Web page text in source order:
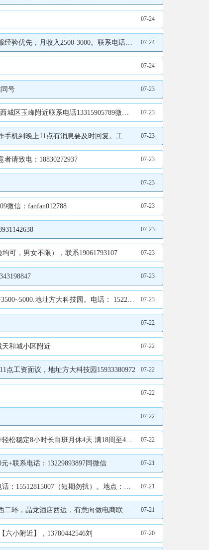
07-24
3000。联系电话：19061895105（微信同号） 07-24
07-24
号 07-23
峰附近联系电话13315905789微信同步 07-23
复。工资面议。工作地址：贾家口13363746700 07-23
请致电：18830272937 07-23
07-23
微信：fanfan012788 07-23
07-23
可，男女不限），联系19061793107 07-23
07-23
地址方大科技园。电话： 15227727773同v 07-23
07-22
和城小区附近 07-22
工资面议，地址方大科技园15933380972 07-22
07-22
07-22
4天.满18周至40岁有意联系17320813279微信 07-22
+联系电话：13229893897同微信 07-21
（短期勿扰）。地点：方大科技园 07-21
店西边，有意向做电商联系19933205287 07-21
小附近】，13780442546刘 07-20